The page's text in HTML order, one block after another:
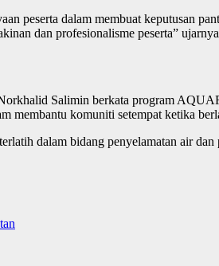
peserta dalam membuat keputusan
dan profesionalisme peserta”
Salimin berkata program
membantu komuniti setempat ketika
dalam bidang penyelamatan air